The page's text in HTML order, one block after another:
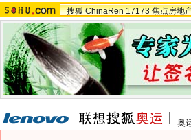
搜狐 ChinaRen 17173 焦点房地
奥